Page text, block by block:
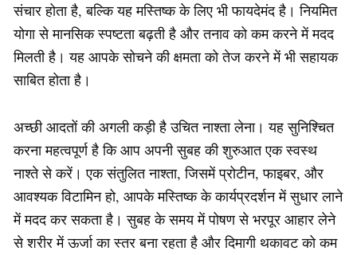
संचार होता है, बल्कि यह मस्तिष्क के लिए भी फायदेमंद है। नियमित
योगा से मानसिक स्पष्टता बढ़ती है और तनाव को कम करने में मदद
मिलती है। यह आपके सोचने की क्षमता को तेज करने में भी सहायक
साबित होता है।
अच्छी आदतों की अगली कड़ी है उचित नाश्ता लेना। यह सुनिश्चित
करना महत्वपूर्ण है कि आप अपनी सुबह की शुरुआत एक स्वस्थ
नाश्ते से करें। एक संतुलित नाश्ता, जिसमें प्रोटीन, फाइबर, और
आवश्यक विटामिन हो, आपके मस्तिष्क के कार्यप्रदर्शन में सुधार लाने
में मदद कर सकता है। सुबह के समय में पोषण से भरपूर आहार लेने
से शरीर में ऊर्जा का स्तर बना रहता है और दिमागी थकावट को कम